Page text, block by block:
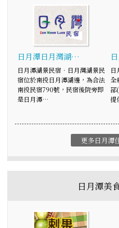
日月潭日月灣湖…
日月潭湖景民宿‧日月灣湖景民
宿位於南投日月潭湖邊，為合法
南投民宿790號，民宿後院旁即
是日月潭…
日
全
邵
提
更多日月潭
日月潭美